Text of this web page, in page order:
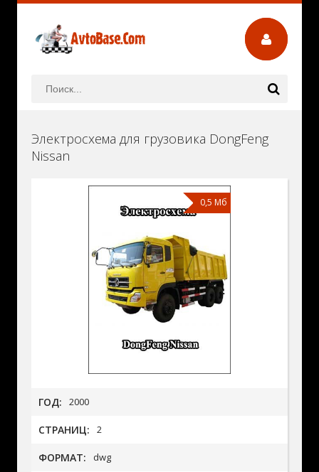
Электросхема для грузовика DongFeng
Nissan
0,5 Мб
ГОД: 2000
СТРАНИЦ: 2
ФОРМАТ: dwg